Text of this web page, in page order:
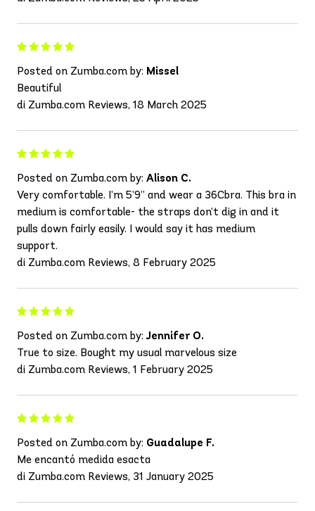
Posted on Zumba.com by: Missel
Beautiful
di Zumba.com Reviews, 18 March 2025
Posted on Zumba.com by: Alison C.
Very comfortable. I’m 5’9” and wear a 36Cbra. This bra in
medium is comfortable- the straps don’t dig in and it
pulls down fairly easily. I would say it has medium
support.
di Zumba.com Reviews, 8 February 2025
Posted on Zumba.com by:Jennifer O.
True to size. Bought my usual marvelous size
di Zumba.com Reviews, 1 February 2025
Posted on Zumba.com by: Guadalupe F.
Me encantó medida esacta
di Zumba.com Reviews, 31 January 2025